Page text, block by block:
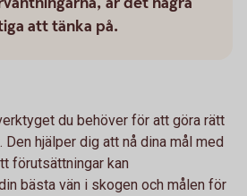
att tänka på.
du behöver för att göra rätt
hjälper dig att nå dina mål med
förutsättningar kan
bästa vän i skogen och målen för